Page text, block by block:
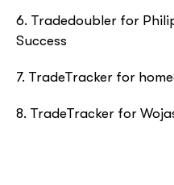
6. Tradedoubler for
Success
7. TradeTracker for
8. TradeTracker for